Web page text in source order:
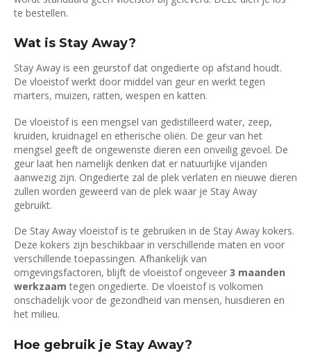
te bestellen.
Wat is Stay Away?
Stay Away is een geurstof dat ongedierte op afstand houdt.
De vloeistof werkt door middel van geur en werkt tegen
marters, muizen, ratten, wespen en katten.
De vloeistof is een mengsel van gedistilleerd water, zeep,
kruiden, kruidnagel en etherische oliën. De geur van het
mengsel geeft de ongewenste dieren een onveilig gevoel. De
geur laat hen namelijk denken dat er natuurlijke vijanden
aanwezig zijn. Ongedierte zal de plek verlaten en nieuwe dieren
zullen worden geweerd van de plek waar je Stay Away
gebruikt.
De Stay Away vloeistof is te gebruiken in de Stay Away kokers.
Deze kokers zijn beschikbaar in verschillende maten en voor
verschillende toepassingen. Afhankelijk van
omgevingsfactoren, blijft de vloeistof ongeveer 3 maanden
werkzaam tegen ongedierte. De vloeistof is volkomen
onschadelijk voor de gezondheid van mensen, huisdieren en
het milieu.
Hoe gebruik je Stay Away?